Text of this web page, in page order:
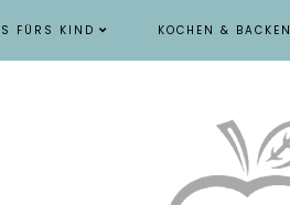
FÜRS KIND KOCHEN & BACKEN